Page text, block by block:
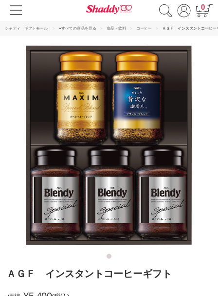
0
シャディ ギフトモール ●すべての商品を見る 食品・飲料 コーヒー ＡＧＦ インスタントコーヒー
ＡＧＦ インスタントコーヒーギフト